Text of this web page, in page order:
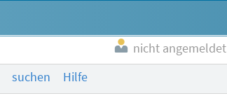
nicht angemeldet
suchen Hilfe